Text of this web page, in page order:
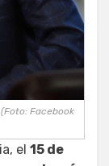
Facebook
el 15 de